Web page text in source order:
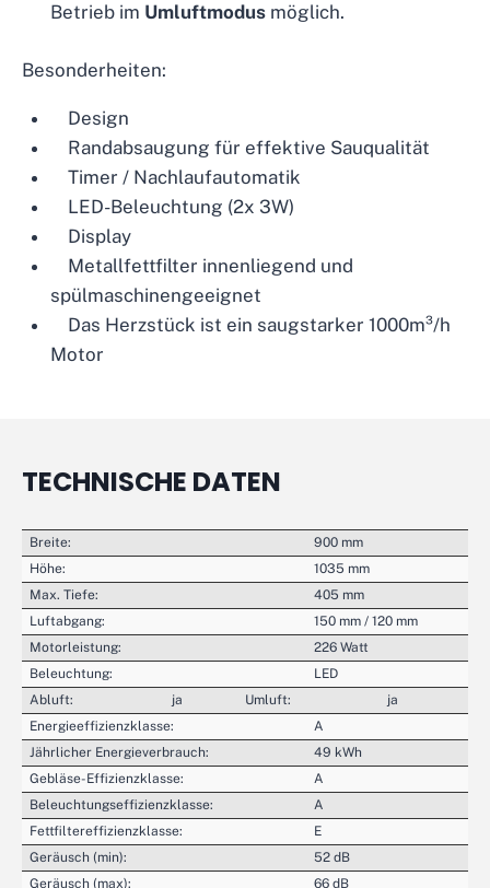
Betrieb im Umluftmodusmöglich.
Besonderheiten:
Design
Randabsaugung für effektive Sauqualität
Timer / Nachlaufautomatik
LED-Beleuchtung (2x 3W)
Display
Metallfettfilter innenliegend und
spülmaschinengeeignet
Das Herzstück ist ein saugstarker 1000m³/h
Motor
TECHNISCHE DATEN
Breite:
900 mm
Höhe:
1035 mm
Max. Tiefe:
405 mm
Luftabgang:
150 mm / 120 mm
Motorleistung:
226 Watt
Beleuchtung:
LED
Abluft:
ja Umluft:
ja
Energieeffizienzklasse:
A
Jährlicher Energieverbrauch:
49 kWh
Gebläse-Effizienzklasse:
A
Beleuchtungseffizienzklasse:
A
Fettfiltereffizienzklasse:
E
Geräusch (min):
52 dB
Geräusch (max):
66 dB